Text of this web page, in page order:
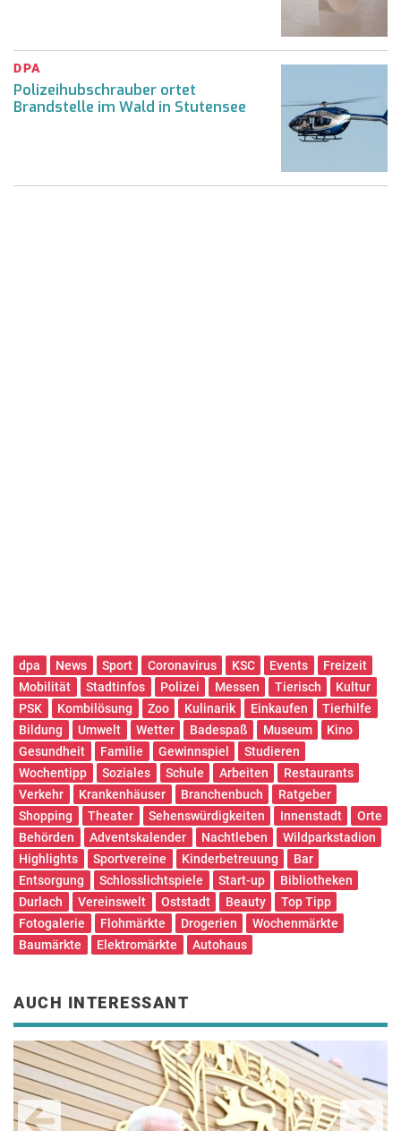
DPA
Polizeihubschrauber ortet
Brandstelle im Wald in Stutensee
dpa News Sport Coronavirus KSC Events
Freizeit
Mobilität
Stadtinfos Polizei Messen Tierisch
Kultur
PSK
Kombilösung Zoo Kulinarik Einkaufen
Tierhilfe
Bildung
Umwelt Wetter Badespaß Museum
Kino
Gesundheit
Familie Gewinnspiel
Studieren
Wochentipp
Soziales Schule Arbeiten
Restaurants
Verkehr
Krankenhäuser Branchenbuch
Ratgeber
Shopping
Theater Sehenswürdigkeiten Innenstadt
Orte
Behörden
Adventskalender Nachtleben
Wildparkstadion
Highlights
Sportvereine Kinderbetreuung
Bar
Entsorgung
Schlosslichtspiele Start-up
Bibliotheken
Durlach
Vereinswelt Oststadt Beauty
Top Tipp
Fotogalerie
Flohmärkte Drogerien
Wochenmärkte
Baumärkte
Elektromärkte Autohaus
AUCH INTERESSANT